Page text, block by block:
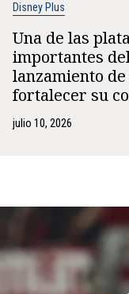
Disney Plus
Una de las
importantes
lanzamiento
fortalecer su
julio 10, 2026